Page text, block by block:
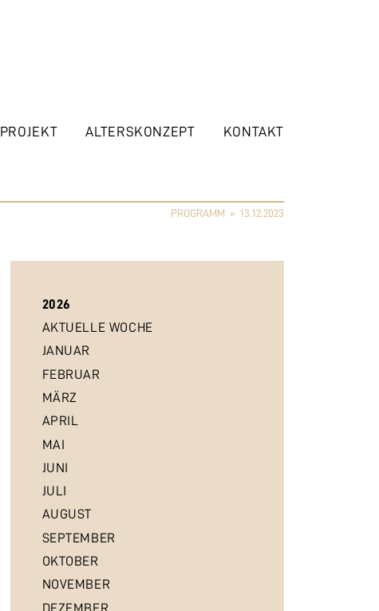
PROJEKT ALTERSKONZEPT KONTAKT
PROGRAMM »13.12.2023
2026
AKTUELLE WOCHE
JANUAR
FEBRUAR
MÄRZ
APRIL
MAI
JUNI
JULI
AUGUST
SEPTEMBER
OKTOBER
NOVEMBER
DEZEMBER